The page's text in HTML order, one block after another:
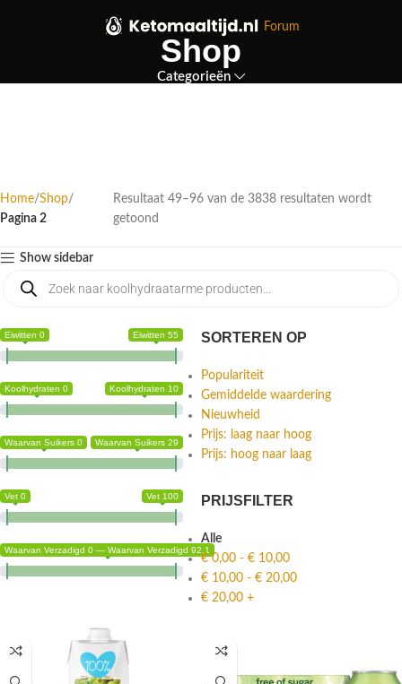
Forum
Shop
Categorieën
Home Shop
Pagina 2
Resultaat 49–96 van de 3838 resultaten wordt
getoond
Show sidebar
Eiwitten 0 Eiwitten 55
Koolhydraten 0 Koolhydraten 10
Waarvan Suikers 0 Waarvan Suikers 29
Vet 0 Vet 100
Waarvan Verzadigd 0 — Waarvan Verzadigd 92.1
SORTEREN OP
Populariteit
Gemiddelde waardering
Nieuwheid
Prijs: laag naar hoog
Prijs: hoog naar laag
PRIJSFILTER
Alle
€0,00 - € 10,00
€ 10,00 - € 20,00
€ 20,00 +